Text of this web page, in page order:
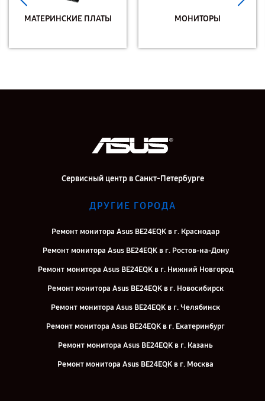
МАТЕРИНСКИЕ ПЛАТЫ МОНИТОРЫ
Сервисный центр в Санкт-Петербурге
ДРУГИЕ ГОРОДА
Ремонт монитора Asus BE24EQK в г. Краснодар
Ремонт монитора Asus BE24EQK в г. Ростов-на-Дону
Ремонт монитора Asus BE24EQK в г. Нижний Новгород
Ремонт монитора Asus BE24EQK в г. Новосибирск
Ремонт монитора Asus BE24EQK в г. Челябинск
Ремонт монитора Asus BE24EQK в г. Екатеринбург
Ремонт монитора Asus BE24EQK в г. Казань
Ремонт монитора Asus BE24EQK в г. Москва